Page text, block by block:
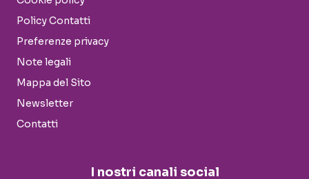
Policy Contatti
Preferenze privacy
Note legali
Mappa del Sito
Newsletter
Contatti
I nostri canali social